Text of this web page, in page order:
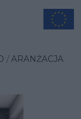
ARANŻACJA